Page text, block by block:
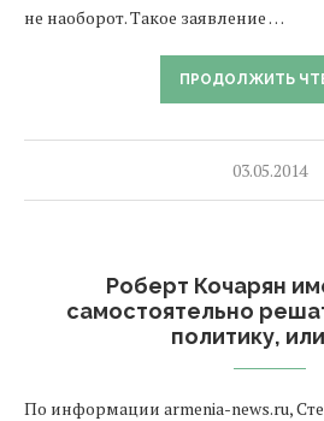
не наоборот. Такое заявление …
ПРОДОЛЖИТЬ
03.05.2014
Роберт Кочарян
самостоятельно
политику,
По информации armenia-news.ru,